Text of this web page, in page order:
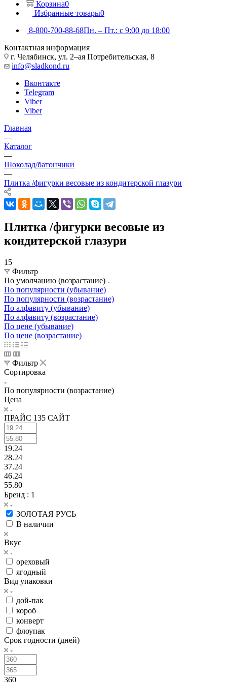
Корзина0
Избранные товары0
8-800-700-88-68Пн. – Пт.: с 9:00 до 18:00
Контактная информация
г. Челябинск, ул. 2–ая Потребительская, 8
info@sladkond.ru
Вконтакте
Telegram
Viber
Viber
Главная
—
Каталог
—
Шоколад/батончики
—
Плитка /фигурки весовые из кондитерской глазури
Плитка /фигурки весовые из
кондитерской глазури
15
Фильтр
По умолчанию (возрастание)
По популярности (убывание)
По популярности (возрастание)
По алфавиту (убывание)
По алфавиту (возрастание)
По цене (убывание)
По цене (возрастание)
Фильтр
Сортировка
По популярности (возрастание)
Цена
ПРАЙС 135 САЙТ
19.24
28.24
37.24
46.24
55.80
Бренд : 1
ЗОЛОТАЯ РУСЬ
В наличии
Вкус
ореховый
ягодный
Вид упаковки
дой-пак
короб
конверт
флоупак
Срок годности (дней)
360